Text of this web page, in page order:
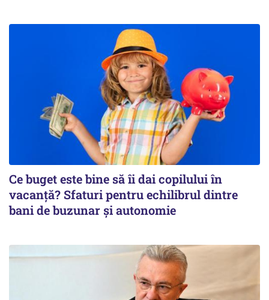
Ce buget este bine să îi dai copilului în
vacanță? Sfaturi pentru echilibrul dintre
bani de buzunar și autonomie